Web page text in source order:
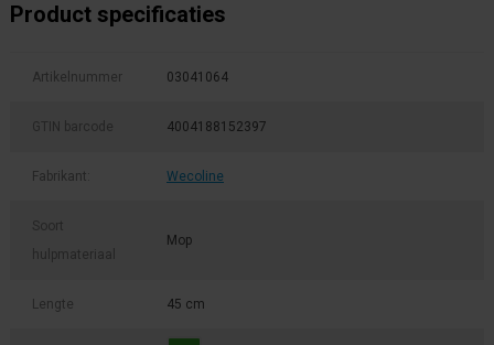
Product specificaties
Artikelnummer 03041064
GTIN barcode 4004188152397
Fabrikant: Wecoline
Soort
hulpmateriaal
Mop
Lengte 45 cm